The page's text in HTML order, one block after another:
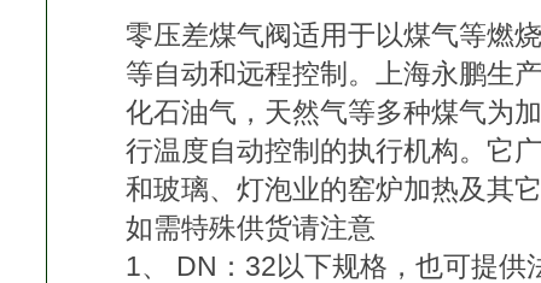
零压差煤气阀适用于以煤气等燃
等自动和远程控制。上海永鹏生
化石油气，天然气等多种煤气为
行温度自动控制的执行机构。它
和玻璃、灯泡业的窑炉加热及其
如需特殊供货请注意
1、 DN：32以下规格，也可提